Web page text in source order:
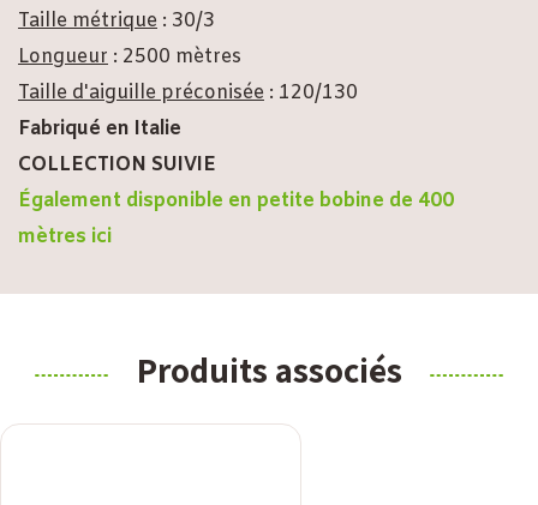
Taille métrique : 30/3
Longueur : 2500 mètres
Taille d'aiguille préconisée : 120/130
Fabriqué en Italie
COLLECTION SUIVIE
Également disponible en petite bobine de 400
mètres ici
Produits associés